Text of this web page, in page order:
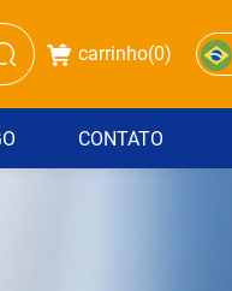
carrinho(0)
CONTATO